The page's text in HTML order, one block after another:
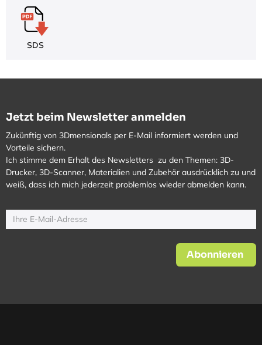
SDS
Jetzt beim Newsletter anmelden
Zukünftig von 3Dmensionals per E-Mail informiert werden und
Vorteile sichern.
Ich stimme dem Erhalt des Newsletters zu den Themen: 3D-
Drucker, 3D-Scanner, Materialien und Zubehör ausdrücklich zu und
weiß, dass ich mich jederzeit problemlos wieder abmelden kann.
Abonnieren